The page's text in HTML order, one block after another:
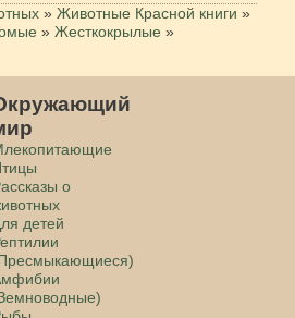
» Животные Красной книги »
» Жесткокрылые »
о
детей